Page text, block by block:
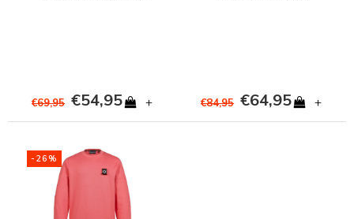
€69,95 €54,95 + €84,95 €64,95 +
-26%